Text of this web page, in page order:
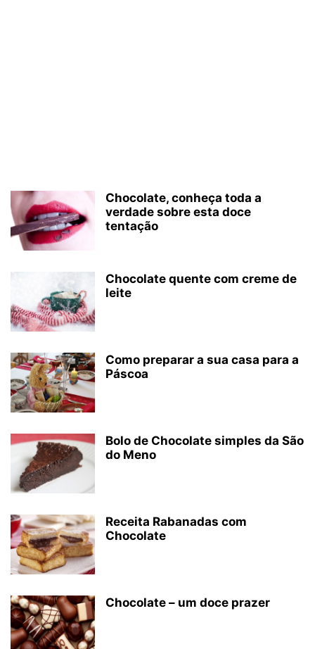
Chocolate, conheça toda a
verdade sobre esta doce
tentação
Chocolate quente com creme de
leite
Como preparar a sua casa para a
Páscoa
Bolo de Chocolate simples da São
do Meno
Receita Rabanadas com
Chocolate
Chocolate – um doce prazer